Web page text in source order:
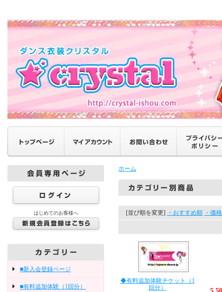
はじめてのお客様へ
■新入会登録ページ
■有料追加体験（1回分）
ホーム
[並び順を変更] ・おすすめ順 ・価
◆有料追加体験チケット（1
回分）